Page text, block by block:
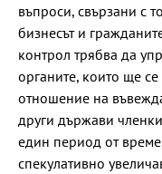
въпроси, свързани с
бизнесът и
контрол трябва да
органите, които ще
отношение на
други държави
един период от
спекулативно